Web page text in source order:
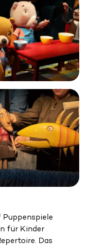
für Kinder
Das